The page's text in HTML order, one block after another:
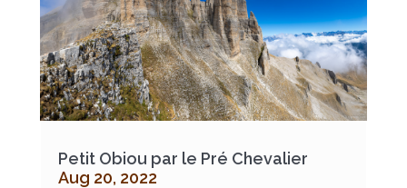
Petit Obiou par le Pré Chevalier
Aug 20, 2022